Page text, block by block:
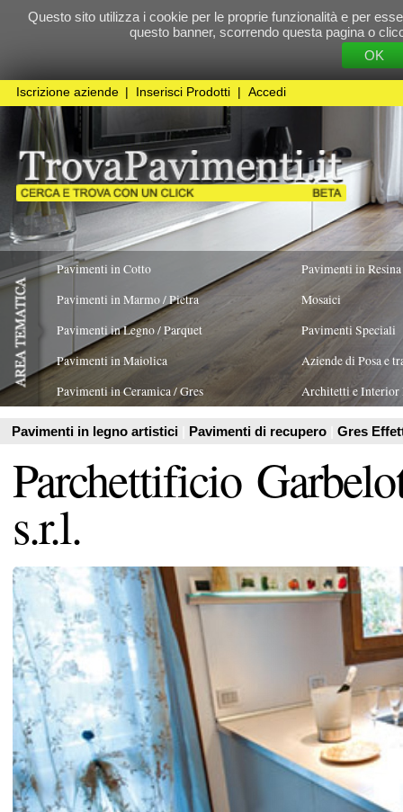
Questo sito utilizza i cookie per le proprie funzionalità e per essere sicuri che tu
questo banner, scorrendo questa pagina o cliccando
Cookie
Pavimenti in Cotto
Pavimenti in Marmo / Pietra
Pavimenti in Legno / Parquet
Pavimenti in Ceramica / Gres
Pavimenti in Resina
Pavimenti Speciali
Aziende di Posa e trattamento Pavimenti
Architetti e Interior Design
Pavimenti in legno artistici | Pavimenti di recupero | Gres Effetto Legno
Parchettificio Garbelotto
s.r.l.